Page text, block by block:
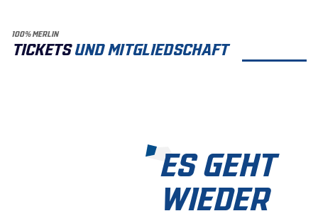
100% MERLIN
TICKETSUND MITGLIEDSCHAFT
ES GEHT
WIEDER